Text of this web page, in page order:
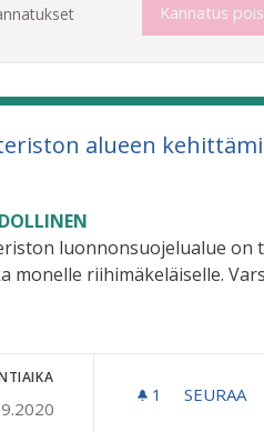
Kannatus
alueen
luonnonsuojelualue on
monelle riihimäkeläiselle.
1 1 SEURAAJA
SEURAA